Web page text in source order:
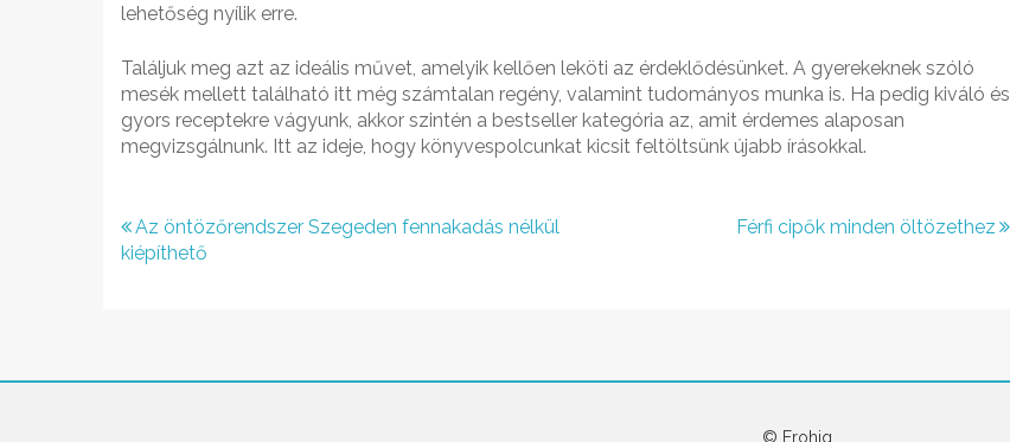
lehetőség nyílik erre.
Találjuk meg azt az ideális művet, amelyik kellően leköti az érdeklődésünket. A gyerekeknek szóló
mesék mellett található itt még számtalan regény, valamint tudományos munka is. Ha pedig kiváló és
gyors receptekre vágyunk, akkor szintén a bestseller kategória az, amit érdemes alaposan
megvizsgálnunk. Itt az ideje, hogy könyvespolcunkat kicsit feltöltsünk újabb írásokkal.
Bejegyzés
navigáció
Az öntözőrendszer Szegeden fennakadás nélkül
kiépíthető
Férfi cipők minden öltözethez
© Erohig